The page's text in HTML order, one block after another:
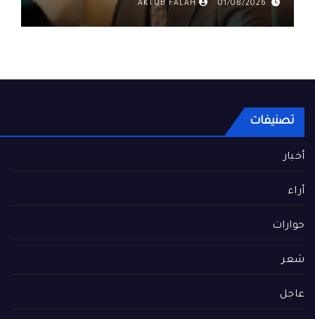
حميد
01/08/2026
AKTUB FALAH
تصنيفات
أخبار
أراء
حوارات
شعر
عاجل